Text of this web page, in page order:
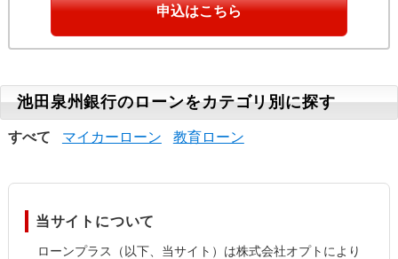
申込はこちら
池田泉州銀行のローンをカテゴリ別に探す
すべて マイカーローン 教育ローン
当サイトについて
ローンプラス（以下、当サイト）は株式会社オプトにより